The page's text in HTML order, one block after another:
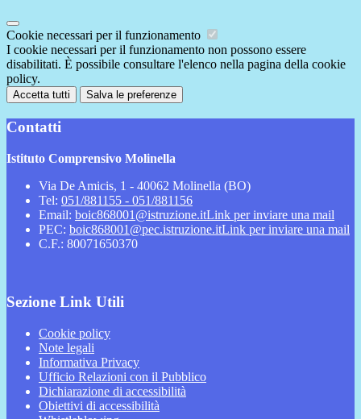
Cookie necessari per il funzionamento
I cookie necessari per il funzionamento non possono essere
disabilitati. È possibile consultare l'elenco nella pagina della cookie
policy.
Accetta tutti Salva le preferenze
Contatti
Istituto Comprensivo Molinella
Via De Amicis, 1 - 40062 Molinella (BO)
Tel: 051/881155 - 051/881156
Email: boic868001@istruzione.itLink per inviare una mail
PEC: boic868001@pec.istruzione.itLink per inviare una mail
C.F.: 80071650370
Sezione Link Utili
Cookie policy
Note legali
Informativa Privacy
Ufficio Relazioni con il Pubblico
Dichiarazione di accessibilità
Obiettivi di accessibilità